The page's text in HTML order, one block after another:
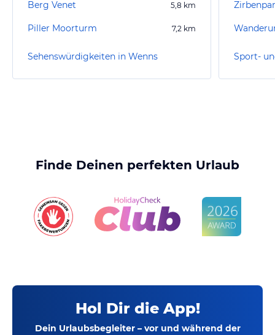
Berg Venet 5,8 km
Piller Moorturm 7,2 km
Sehenswürdigkeiten in Wenns Sport-
Finde Deinen perfekten Urlaub
Hol Dir die App!
Dein Urlaubsbegleiter – vor und während der